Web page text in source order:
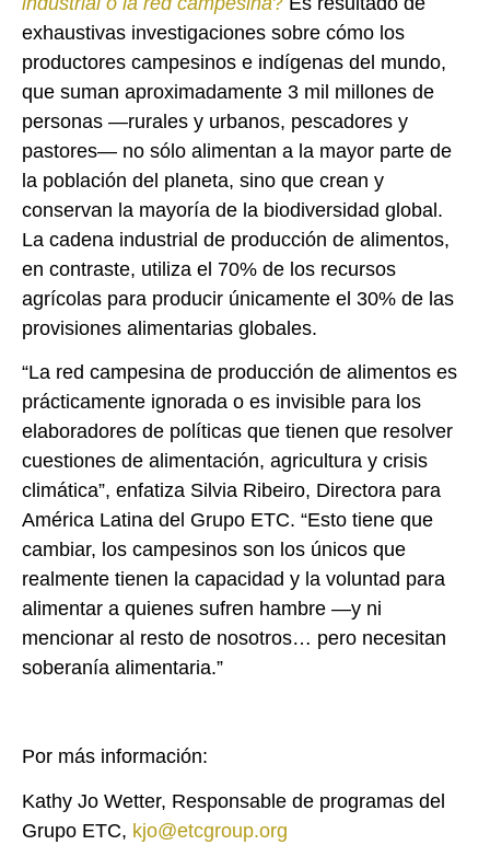
exhaustivas investigaciones sobre cómo los
productores campesinos e indígenas del mundo,
que suman aproximadamente 3 mil millones de
personas —rurales y urbanos, pescadores y
pastores— no sólo alimentan a la mayor parte de
la población del planeta, sino que crean y
conservan la mayoría de la biodiversidad global.
La cadena industrial de producción de alimentos,
en contraste, utiliza el 70% de los recursos
agrícolas para producir únicamente el 30% de las
provisiones alimentarias globales.
“La red campesina de producción de alimentos es
prácticamente ignorada o es invisible para los
elaboradores de políticas que tienen que resolver
cuestiones de alimentación, agricultura y crisis
climática”, enfatiza Silvia Ribeiro, Directora para
América Latina del Grupo ETC. “Esto tiene que
cambiar, los campesinos son los únicos que
realmente tienen la capacidad y la voluntad para
alimentar a quienes sufren hambre —y ni
mencionar al resto de nosotros… pero necesitan
soberanía alimentaria.”
Por más información:
Kathy Jo Wetter, Responsable de programas del
Grupo ETC, kjo@etcgroup.org